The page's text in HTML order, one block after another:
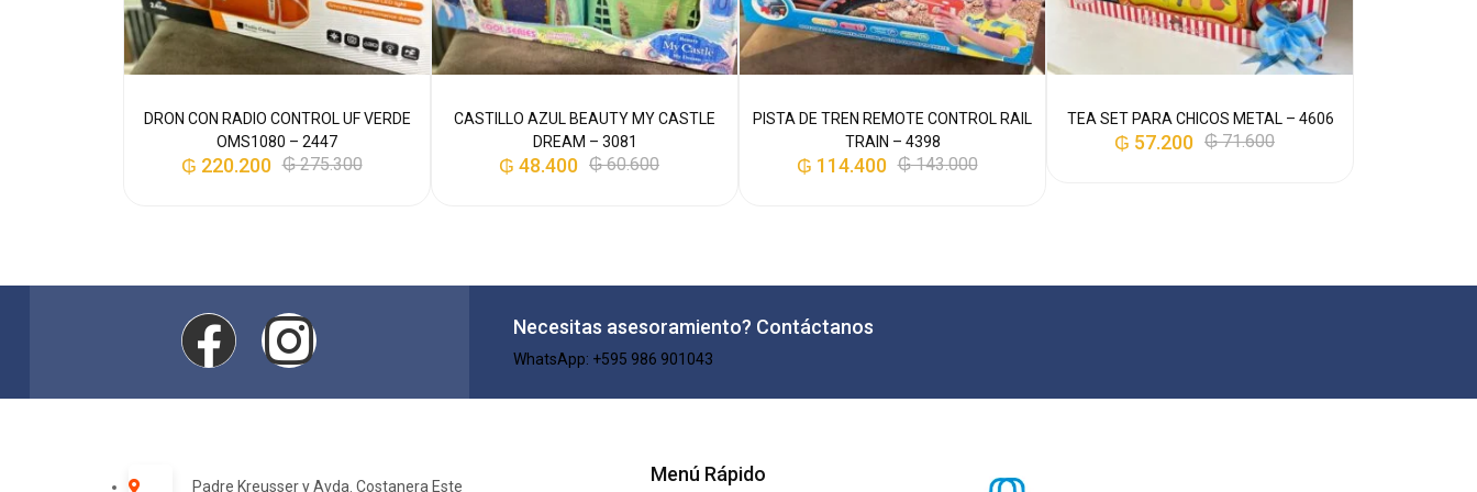
DRON CON RADIO CONTROL UF VERDE
OMS1080 – 2447
₲275.300
₲ 220.200
CASTILLO AZUL BEAUTY MY CASTLE
DREAM – 3081
₲60.600
₲ 48.400
PISTA DE TREN REMOTE CONTROL RAIL
TRAIN – 4398
₲143.000
₲ 114.400
TEA SET PARA CHICOS METAL – 4606
₲71.600
₲ 57.200
Necesitas asesoramiento? Contáctanos
WhatsApp: +595 986 901043​
Padre Kreusser y Avda. Costanera Este
Menú Rápido